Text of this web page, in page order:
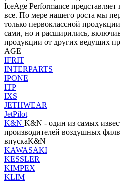
IceAge Performance
все. По мере нашего роста мы
только первоклассной
сами, но и расширились,
продукции от других ведущих
AGE
IFRIT
INTERPARTS
IPONE
ITP
IXS
JETHWEAR
JetPilot
K&N K&N - один из самых
производителей воздушных
впускаK&N
KAWASAKI
KESSLER
KIMPEX
KLIM